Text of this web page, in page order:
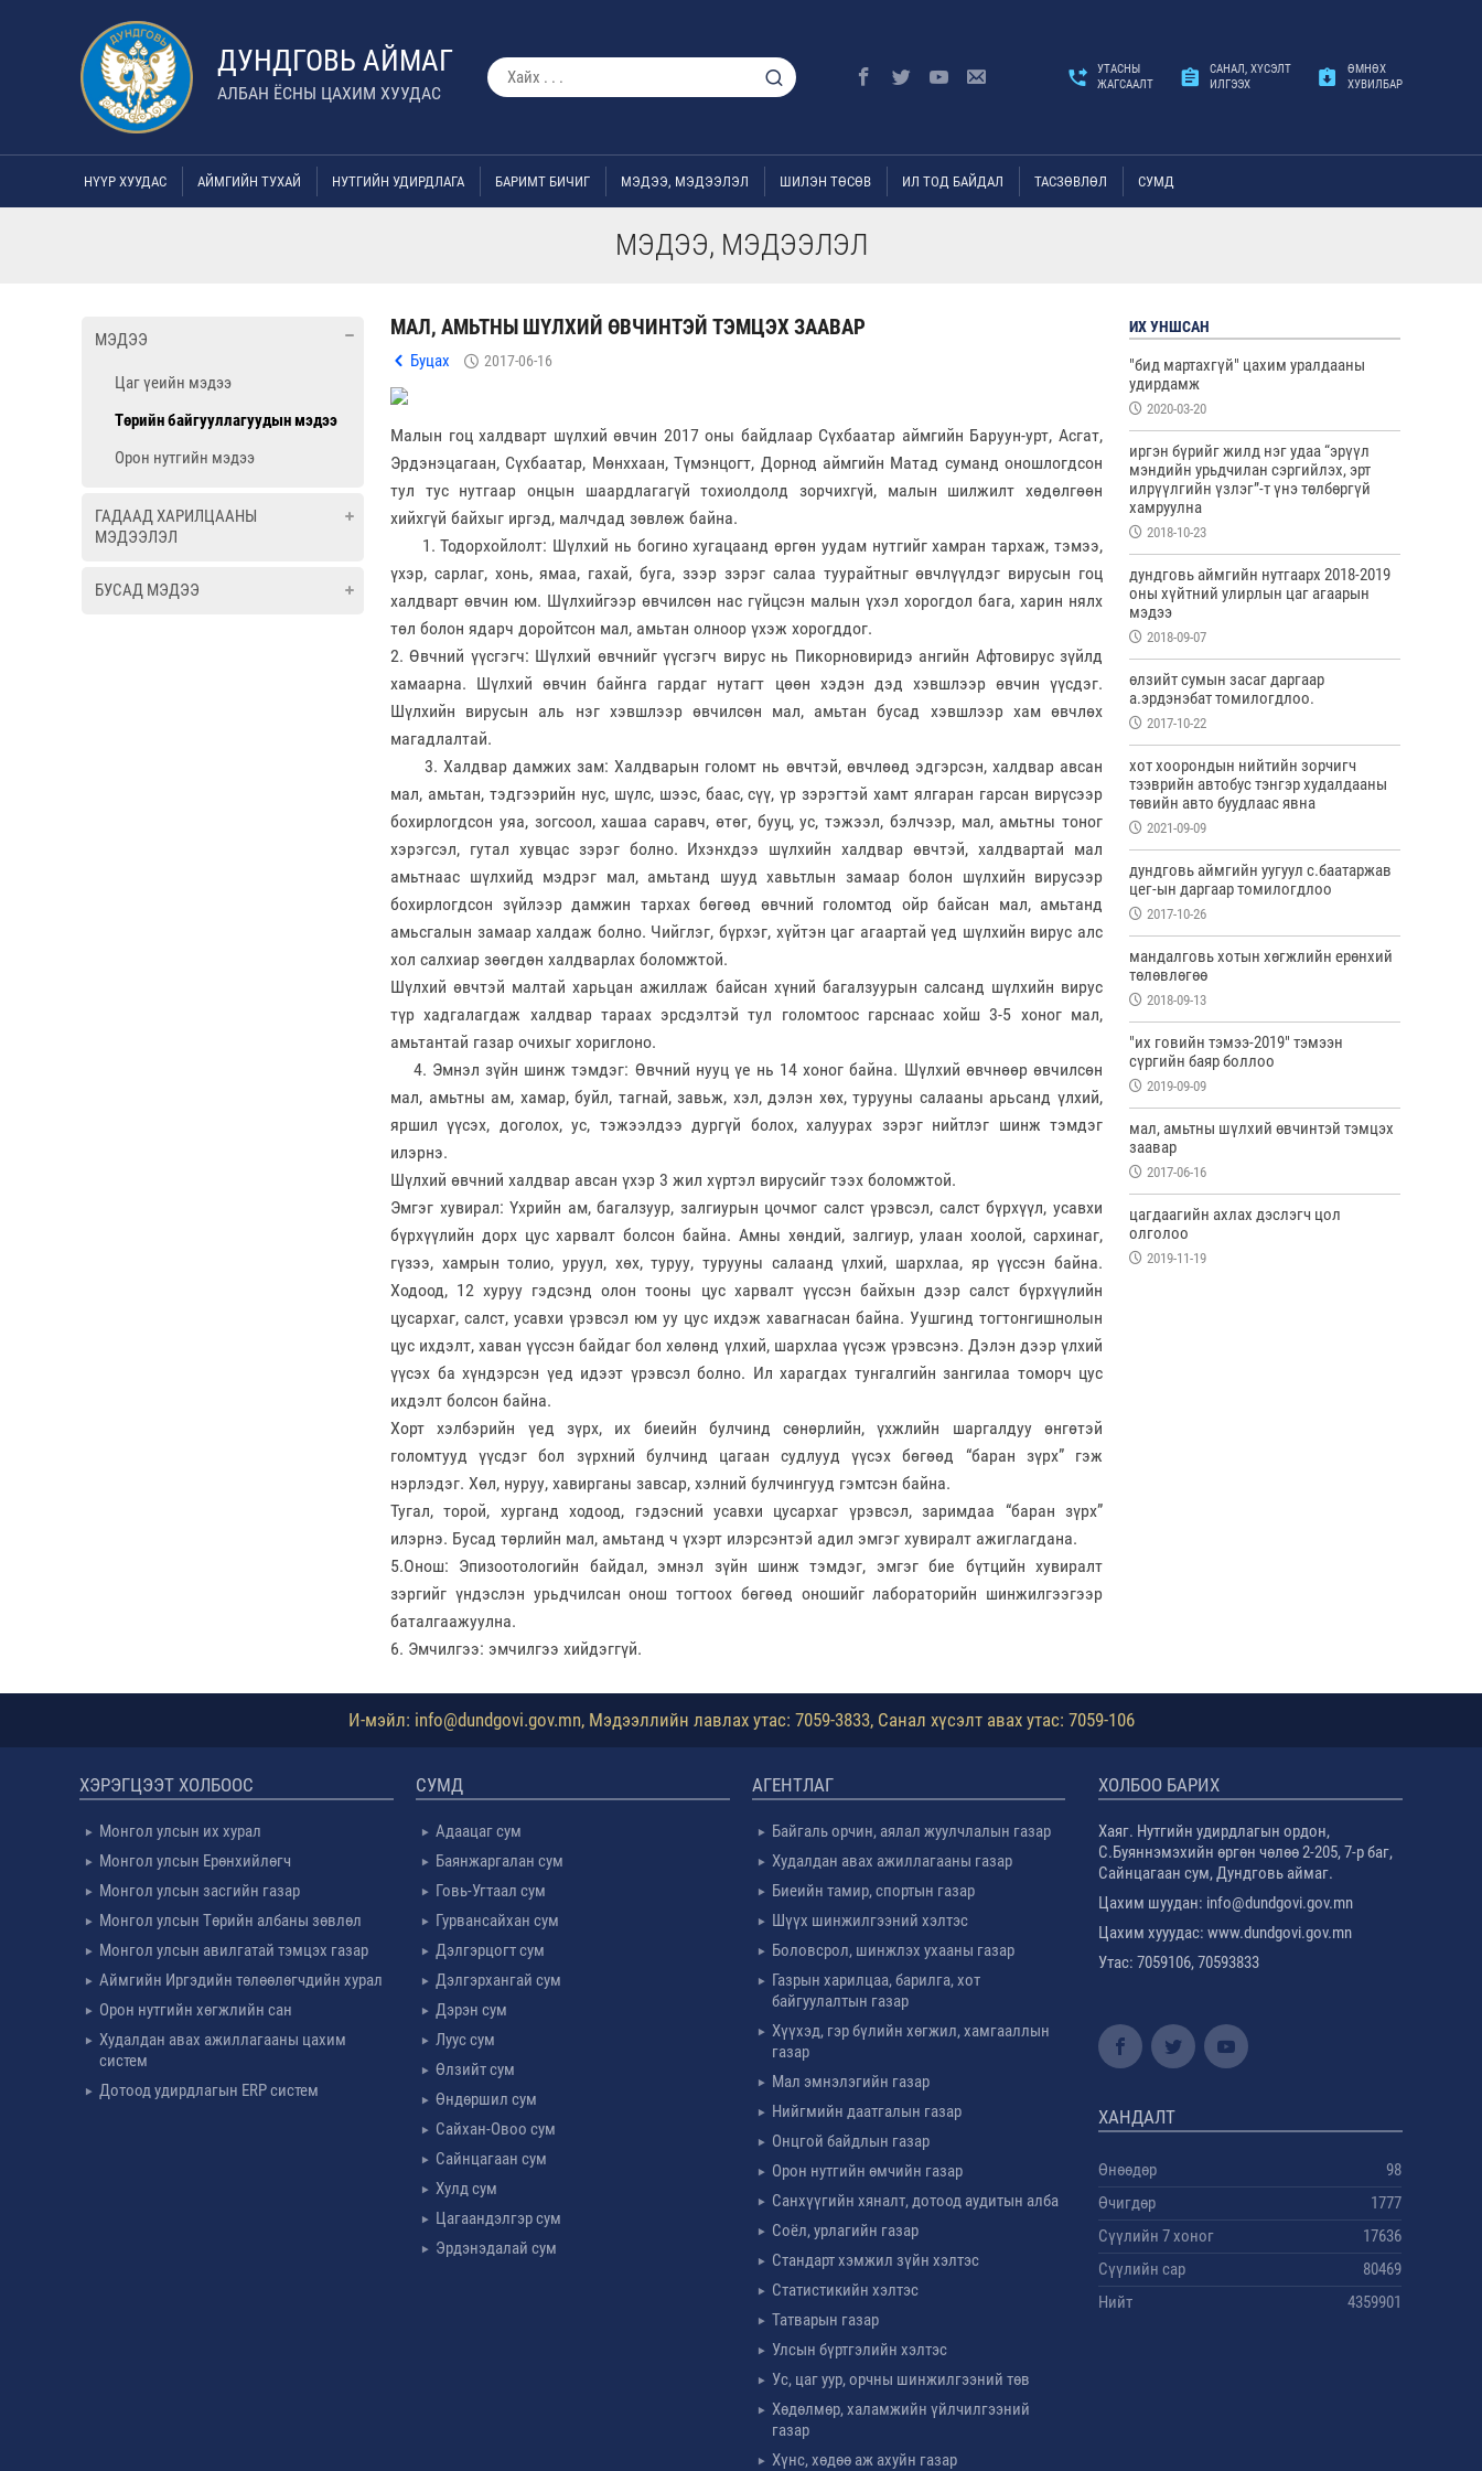
ДУНДГОВЬ АЙМАГ
АЛБАН ЁСНЫ ЦАХИМ ХУУДАС
УТАСНЫ
ЖАГСААЛТ
САНАЛ, ХҮСЭЛТ
ИЛГЭЭХ
ӨМНӨХ
ХУВИЛБАР
НҮҮР ХУУДАС АЙМГИЙН ТУХАЙ НУТГИЙН УДИРДЛАГА БАРИМТ БИЧИГ МЭДЭЭ, МЭДЭЭЛЭЛ ШИЛЭН ТӨСӨВ ИЛ ТОД БАЙДАЛ ТАСЗӨВЛӨЛ СУМД
МЭДЭЭ, МЭДЭЭЛЭЛ
МЭДЭЭ
Цаг үеийн мэдээ
Төрийн байгууллагуудын мэдээ
Орон нутгийн мэдээ
ГАДААД ХАРИЛЦААНЫ
МЭДЭЭЛЭЛ
БУСАД МЭДЭЭ
МАЛ, АМЬТНЫ ШҮЛХИЙ ӨВЧИНТЭЙ ТЭМЦЭХ ЗААВАР
Буцах 2017-06-16
Малын гоц халдварт шүлхий өвчин 2017 оны байдлаар Сүхбаатар аймгийн Баруун-урт, Асгат,
Эрдэнэцагаан, Сүхбаатар, Мөнххаан, Түмэнцогт, Дорнод аймгийн Матад суманд оношлогдсон
тул тус нутгаар онцын шаардлагагүй тохиолдолд зорчихгүй, малын шилжилт хөдөлгөөн
хийхгүй байхыг иргэд, малчдад зөвлөж байна.
1. Тодорхойлолт: Шүлхий нь богино хугацаанд өргөн уудам нутгийг хамран тархаж, тэмээ,
үхэр, сарлаг, хонь, ямаа, гахай, буга, зээр зэрэг салаа туурайтныг өвчлүүлдэг вирусын гоц
халдварт өвчин юм. Шүлхийгээр өвчилсөн нас гүйцсэн малын үхэл хорогдол бага, харин нялх
төл болон ядарч доройтсон мал, амьтан олноор үхэж хорогддог.
2. Өвчний үүсгэгч: Шүлхий өвчнийг үүсгэгч вирус нь Пикорновиридэ ангийн Афтовирус зүйлд
хамаарна. Шүлхий өвчин байнга гардаг нутагт цөөн хэдэн дэд хэвшлээр өвчин үүсдэг.
Шүлхийн вирусын аль нэг хэвшлээр өвчилсөн мал, амьтан бусад хэвшлээр хам өвчлөх
магадлалтай.
3. Халдвар дамжих зам: Халдварын голомт нь өвчтэй, өвчлөөд эдгэрсэн, халдвар авсан
мал, амьтан, тэдгээрийн нус, шүлс, шээс, баас, сүү, үр зэрэгтэй хамт ялгаран гарсан вирүсээр
бохирлогдсон уяа, зогсоол, хашаа саравч, өтөг, бууц, ус, тэжээл, бэлчээр, мал, амьтны тоног
хэрэгсэл, гутал хувцас зэрэг болно. Ихэнхдээ шүлхийн халдвар өвчтэй, халдвартай мал
амьтнаас шүлхийд мэдрэг мал, амьтанд шууд хавьтлын замаар болон шүлхийн вирусээр
бохирлогдсон зүйлээр дамжин тархах бөгөөд өвчний голомтод ойр байсан мал, амьтанд
амьсгалын замаар халдаж болно. Чийглэг, бүрхэг, хүйтэн цаг агаартай үед шүлхийн вирус алс
хол салхиар зөөгдөн халдварлах боломжтой.
Шүлхий өвчтэй малтай харьцан ажиллаж байсан хүний багалзуурын салсанд шүлхийн вирус
түр хадгалагдаж халдвар тараах эрсдэлтэй тул голомтоос гарснаас хойш 3-5 хоног мал,
амьтантай газар очихыг хориглоно.
4. Эмнэл зүйн шинж тэмдэг: Өвчний нууц үе нь 14 хоног байна. Шүлхий өвчнөөр өвчилсөн
мал, амьтны ам, хамар, буйл, тагнай, завьж, хэл, дэлэн хөх, турууны салааны арьсанд үлхий,
яршил үүсэх, доголох, ус, тэжээлдээ дургүй болох, халуурах зэрэг нийтлэг шинж тэмдэг
илэрнэ.
Шүлхий өвчний халдвар авсан үхэр 3 жил хүртэл вирусийг тээх боломжтой.
Эмгэг хувирал: Үхрийн ам, багалзуур, залгиурын цочмог салст үрэвсэл, салст бүрхүүл, усавхи
бүрхүүлийн дорх цус харвалт болсон байна. Амны хөндий, залгиур, улаан хоолой, сархинаг,
гүзээ, хамрын толио, уруул, хөх, туруу, турууны салаанд үлхий, шархлаа, яр үүссэн байна.
Ходоод, 12 хуруу гэдсэнд олон тооны цус харвалт үүссэн байхын дээр салст бүрхүүлийн
цусархаг, салст, усавхи үрэвсэл юм уу цус ихдэж хавагнасан байна. Уушгинд тогтонгишнолын
цус ихдэлт, хаван үүссэн байдаг бол хөлөнд үлхий, шархлаа үүсэж үрэвсэнэ. Дэлэн дээр үлхий
үүсэх ба хүндэрсэн үед идээт үрэвсэл болно. Ил харагдах тунгалгийн зангилаа томорч цус
ихдэлт болсон байна.
Хорт хэлбэрийн үед зүрх, их биеийн булчинд сөнөрлийн, үхжлийн шаргалдуу өнгөтэй
голомтууд үүсдэг бол зүрхний булчинд цагаан судлууд үүсэх бөгөөд “баран зүрх” гэж
нэрлэдэг. Хөл, нуруу, хавирганы завсар, хэлний булчингууд гэмтсэн байна.
Тугал, торой, хурганд ходоод, гэдэсний усавхи цусархаг үрэвсэл, заримдаа “баран зүрх”
илэрнэ. Бусад төрлийн мал, амьтанд ч үхэрт илэрсэнтэй адил эмгэг хувиралт ажиглагдана.
5.Онош: Эпизоотологийн байдал, эмнэл зүйн шинж тэмдэг, эмгэг бие бүтцийн хувиралт
зэргийг үндэслэн урьдчилсан онош тогтоох бөгөөд оношийг лабораторийн шинжилгээгээр
баталгаажуулна.
6. Эмчилгээ: эмчилгээ хийдэггүй.
ИХ УНШСАН
"бид мартахгүй" цахим уралдааны
удирдамж
2020-03-20
иргэн бүрийг жилд нэг удаа “эрүүл
мэндийн урьдчилан сэргийлэх, эрт
илрүүлгийн үзлэг”-т үнэ төлбөргүй
хамруулна
2018-10-23
дундговь аймгийн нутгаарх 2018-2019
оны хүйтний улирлын цаг агаарын
мэдээ
2018-09-07
өлзийт сумын засаг даргаар
а.эрдэнэбат томилогдлоо.
2017-10-22
хот хоорондын нийтийн зорчигч
тээврийн автобус тэнгэр худалдааны
төвийн авто буудлаас явна
2021-09-09
дундговь аймгийн уугуул с.баатаржав
цег-ын даргаар томилогдлоо
2017-10-26
мандалговь хотын хөгжлийн ерөнхий
төлөвлөгөө
2018-09-13
"их говийн тэмээ-2019" тэмээн
сүргийн баяр боллоо
2019-09-09
мал, амьтны шүлхий өвчинтэй тэмцэх
заавар
2017-06-16
цагдаагийн ахлах дэслэгч цол
олголоо
2019-11-19
И-мэйл: info@dundgovi.gov.mn, Мэдээллийн лавлах утас: 7059-3833, Санал хүсэлт авах утас: 7059-106
ХЭРЭГЦЭЭТ ХОЛБООС
Монгол улсын их хурал
Монгол улсын Ерөнхийлөгч
Монгол улсын засгийн газар
Монгол улсын Төрийн албаны зөвлөл
Монгол улсын авилгатай тэмцэх газар
Аймгийн Иргэдийн төлөөлөгчдийн хурал
Орон нутгийн хөгжлийн сан
Худалдан авах ажиллагааны цахим
систем
Дотоод удирдлагын ERP систем
СУМД
Адаацаг сум
Баянжаргалан сум
Говь-Угтаал сум
Гурвансайхан сум
Дэлгэрцогт сум
Дэлгэрхангай сум
Дэрэн сум
Луус сум
Өлзийт сум
Өндөршил сум
Сайхан-Овоо сум
Сайнцагаан сум
Хулд сум
Цагаандэлгэр сум
Эрдэнэдалай сум
АГЕНТЛАГ
Байгаль орчин, аялал жуулчлалын газар
Худалдан авах ажиллагааны газар
Биеийн тамир, спортын газар
Шүүх шинжилгээний хэлтэс
Боловсрол, шинжлэх ухааны газар
Газрын харилцаа, барилга, хот
байгуулалтын газар
Хүүхэд, гэр бүлийн хөгжил, хамгааллын
газар
Мал эмнэлэгийн газар
Нийгмийн даатгалын газар
Онцгой байдлын газар
Орон нутгийн өмчийн газар
Санхүүгийн хяналт, дотоод аудитын алба
Соёл, урлагийн газар
Стандарт хэмжил зүйн хэлтэс
Статистикийн хэлтэс
Татварын газар
Улсын бүртгэлийн хэлтэс
Ус, цаг уур, орчны шинжилгээний төв
Хөдөлмөр, халамжийн үйлчилгээний
газар
Хүнс, хөдөө аж ахуйн газар
ХОЛБОО БАРИХ
Хаяг. Нутгийн удирдлагын ордон,
С.Буяннэмэхийн өргөн чөлөө 2-205, 7-р баг,
Сайнцагаан сум, Дундговь аймаг.
Цахим шуудан: info@dundgovi.gov.mn
Цахим хууудас: www.dundgovi.gov.mn
Утас: 7059106, 70593833
ХАНДАЛТ
Өнөөдөр
98
Өчигдөр
1777
Сүүлийн 7 хоног
17636
Сүүлийн сар
80469
Нийт
4359901